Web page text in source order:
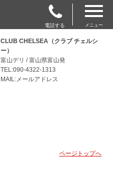
電話する メニュー
CLUB CHELSEA（クラブ チェルシ
ー）
富山デリ / 富山県富山発
TEL:090-4322-1313
MAIL:メールアドレス
ページトップへ